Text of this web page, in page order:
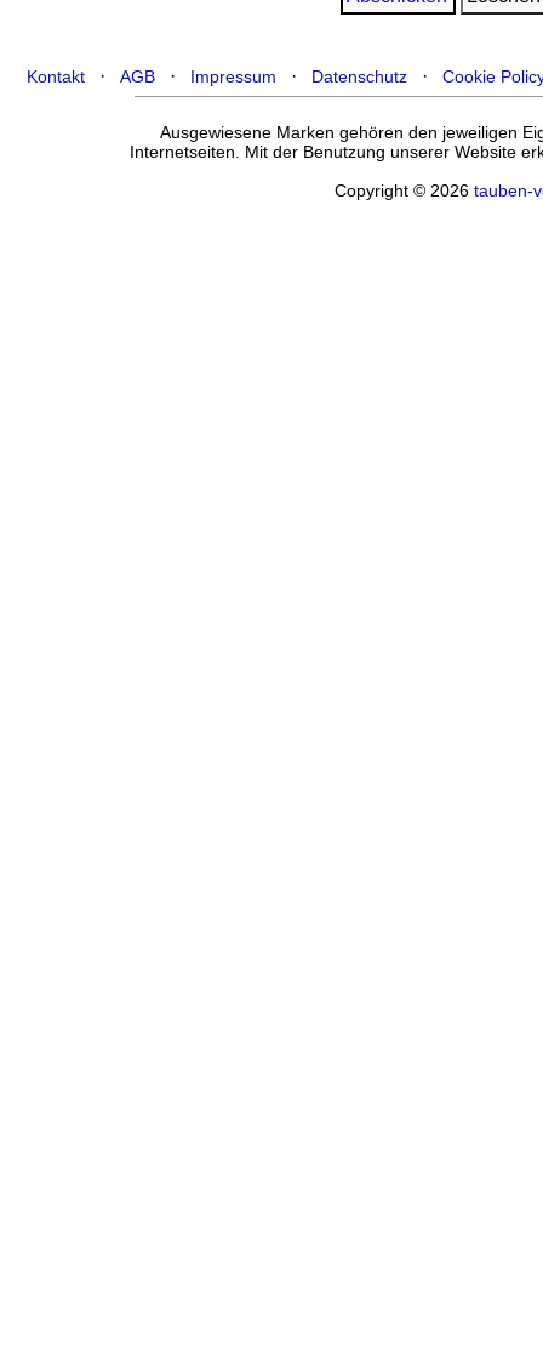
Kontakt ·AGB · Impressum · Datenschutz ·Cookie
Ausgewiesene Marken gehören den jeweiligen
Internetseiten. Mit der Benutzung unserer Website
Copyright © 2026tauben-